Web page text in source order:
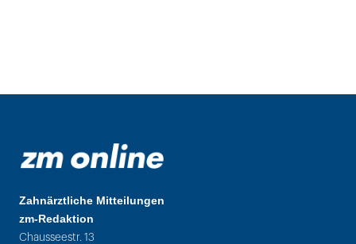
Zahnärztliche Mitteilungen
zm-Redaktion
Chausseestr. 13